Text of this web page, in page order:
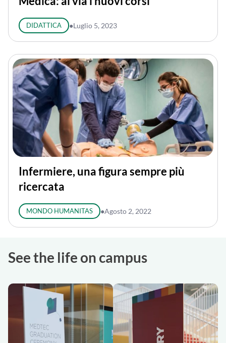
DIDATTICA ●Luglio 5, 2023
Infermiere, una figura sempre più
ricercata
MONDO HUMANITAS ●Agosto 2, 2022
See the life on campus